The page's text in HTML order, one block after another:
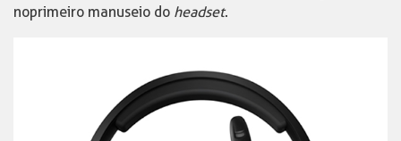
no primeiro manuseio do headset.